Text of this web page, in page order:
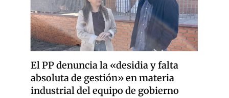
El PP denuncia la «desidia y falta
absoluta de gestión» en materia
industrial del equipo de gobierno